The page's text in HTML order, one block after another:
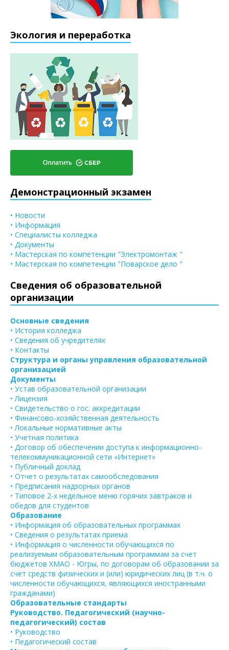
Экология и переработка
Демонстрационный экзамен
• Новости
• Информация
• Специалисты колледжа
• Документы
• Мастерская по компетенции "Электромонтаж "
• Мастерская по компетенции "Поварское дело "
Сведения об образовательной
организации
Основные сведения
• История колледжа
• Сведения об учредителях
• Контакты
Структура и органы управления образовательной
организацией
Документы
• Устав образовательной организации
• Лицензия
• Свидетельство о гос. аккредитации
• Финансово-хозяйственная деятельность
• Локальные нормативные акты
• Учетная политика
• Договор об обеспечении доступа к информационно-
телекоммуникационной сети «Интернет»
• Публичный доклад
• Отчет о результатах самообследования
• Предписания надзорных органов
• Типовое 2-х недельное меню горячих завтраков и
обедов для студентов
Образование
• Информация об образовательных программах
• Сведения о результатах приема
• Информация о численности обучающихся по
реализуемым образовательным программам за счет
бюджетов ХМАО - Югры, по договорам об образовании за
счет средств физических и (или) юридических лиц (в т.ч. о
численности обучающихся, являющихся иностранными
гражданами)
Образовательные стандарты
Руководство. Педагогический (научно-
педагогический) состав
• Руководство
• Педагогический состав